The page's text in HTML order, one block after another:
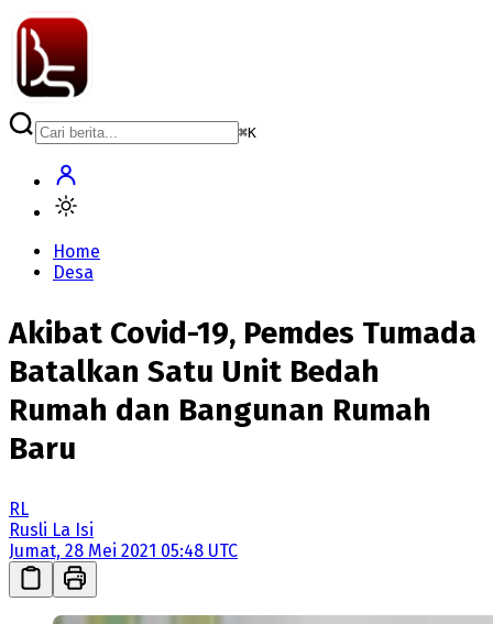
⌘K
Home
Desa
Akibat Covid-19, Pemdes Tumada
Batalkan Satu Unit Bedah
Rumah dan Bangunan Rumah
Baru
RL
Rusli La Isi
Jumat, 28 Mei 2021 05:48 UTC